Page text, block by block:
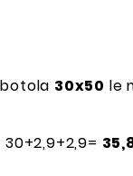
30x50 le
30+2,9+2,9=